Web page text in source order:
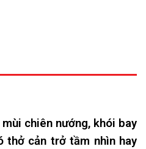
chiên nướng, khói bay
thở cản trở tầm nhìn hay